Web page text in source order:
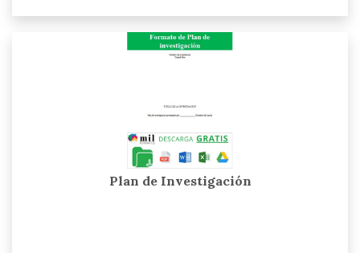
Plan de Investigación